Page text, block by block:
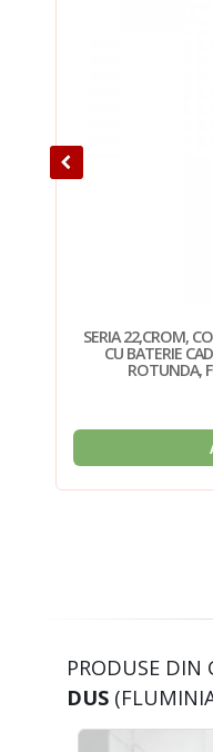
SERIA 22,CROM,
CU BATERIE
ROTUNDA,
PRODUSE DIN
DUS